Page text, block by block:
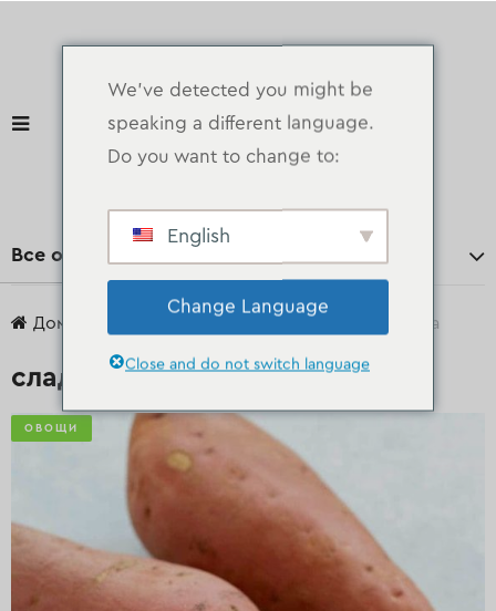
Все отделы
Дом сладкая картошка
сладкая картошка
ОВОЩИ
We've detected you might be
speaking a different language.
Do you want to change to:
English
Change Language
Close and do not switch language